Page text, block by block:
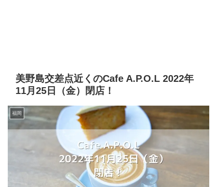
美野島交差点近くのCafe A.P.O.L 2022年
11月25日（金）閉店！
福岡